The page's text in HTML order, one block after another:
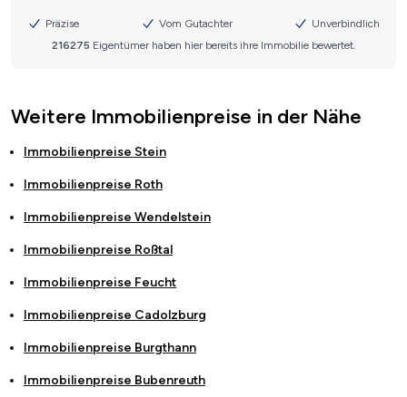
Weitere Immobilienpreise in der Nähe
Immobilienpreise Stein
Immobilienpreise Roth
Immobilienpreise Wendelstein
Immobilienpreise Roßtal
Immobilienpreise Feucht
Immobilienpreise Cadolzburg
Immobilienpreise Burgthann
Immobilienpreise Bubenreuth